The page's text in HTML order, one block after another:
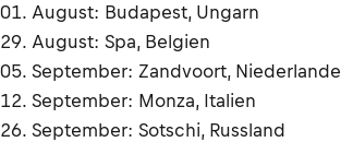
01. August: Budapest, Ungarn
29. August: Spa, Belgien
05. September: Zandvoort, Niederlande
12. September: Monza, Italien
26. September: Sotschi, Russland